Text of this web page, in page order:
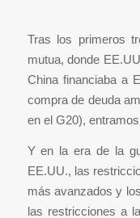
Tras los primeros
mutua, donde
China financiaba a
compra de deuda
en el G20),
Y en la era de la
EE.UU., las
más avanzados y
las restricciones a